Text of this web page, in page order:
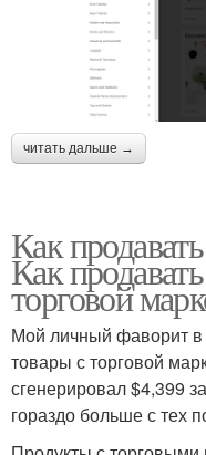
читать дальше →
Как
Как
торговой
Мой личный фаворит
товары с торговой
сгенерировал $4,399
гораздо больше с тех